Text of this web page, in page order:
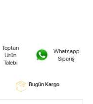
Toptan
Ürün
Talebi
Whatsapp
Sipariş
Bugün Kargo